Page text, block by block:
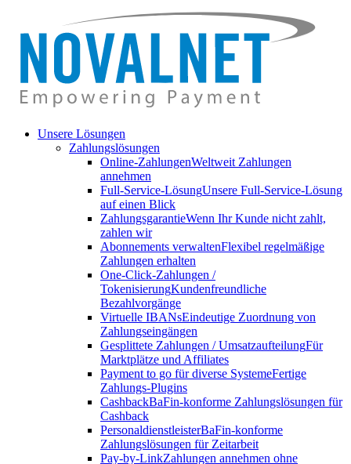
Unsere Lösungen
Zahlungslösungen
Online-ZahlungenWeltweit Zahlungen
annehmen
Full-Service-LösungUnsere Full-Service-Lösung
auf einen Blick
ZahlungsgarantieWenn Ihr Kunde nicht zahlt,
zahlen wir
Abonnements verwaltenFlexibel regelmäßige
Zahlungen erhalten
One-Click-Zahlungen /
TokenisierungKundenfreundliche
Bezahlvorgänge
Virtuelle IBANsEindeutige Zuordnung von
Zahlungseingängen
Gesplittete Zahlungen / UmsatzaufteilungFür
Marktplätze und Affiliates
Payment to go für diverse SystemeFertige
Zahlungs-Plugins
CashbackBaFin-konforme Zahlungslösungen für
Cashback
PersonaldienstleisterBaFin-konforme
Zahlungslösungen für Zeitarbeit
Pay-by-LinkZahlungen annehmen ohne